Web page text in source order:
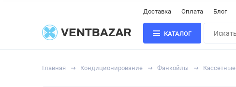
Доставка Оплата Блог
КАТАЛОГ
Главная Кондиционирование Фанкойлы Кассетные